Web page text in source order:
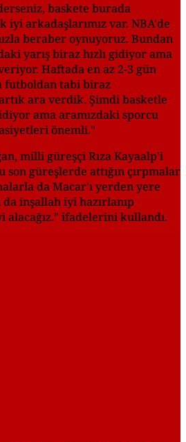
baskete burada
iyi arkadaşlarımız var. NBA'de
beraber oynuyoruz. Bundan
yarış biraz hızlı gidiyor ama
Haftada en az 2-3 gün
futboldan tabi biraz
ara verdik. Şimdi basketle
ama aramızdaki sporcu
önemli."
milli güreşçi Rıza Kayaalp'i
son güreşlerde attığın çırpmalar
da Macar'ı yerden yere
inşallah iyi hazırlanıp
ifadelerini kullandı.